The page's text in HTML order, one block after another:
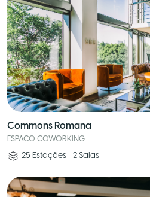
Commons Romana
ESPACO COWORKING
25 Estações • 2 Salas